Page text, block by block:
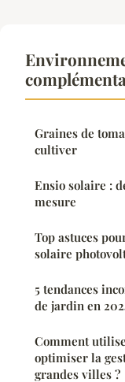
Graines de
cultiver
Ensio solaire :
mesure
Top astuces
solaire
5 tendances
de jardin en
Comment
optimiser la
grandes villes ?